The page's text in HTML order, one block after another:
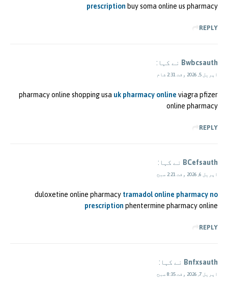
prescription buy soma online us pharmacy
REPLY
Bwbcsauth نے کہا:
اپریل 5, 2026 وقت 2:31 شام
pharmacy online shopping usa uk pharmacy online viagra pfizer
online pharmacy
REPLY
BCefsauth نے کہا:
اپریل 6, 2026 وقت 2:21 صبح
duloxetine online pharmacy tramadol online pharmacy no
prescription phentermine pharmacy online
REPLY
Bnfxsauth نے کہا:
اپریل 7, 2026 وقت 8:35 صبح